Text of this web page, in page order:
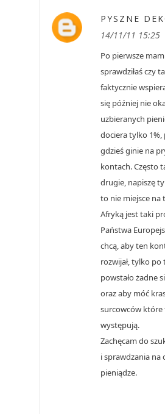
PYSZNE
14/11/11 15:25
Po pierwsze
sprawdziłaś czy
faktycznie
się później nie
uzbieranych
dociera tylko 1%,
gdzieś ginie na
kontach. Często
drugie, napiszę
to nie miejsce na
Afryką jest taki
Państwa
chcą, aby ten
rozwijał, tylko po
powstało żadne
oraz aby móć
surcowców
występują.
Zachęcam do
i sprawdzania na
pieniądze.